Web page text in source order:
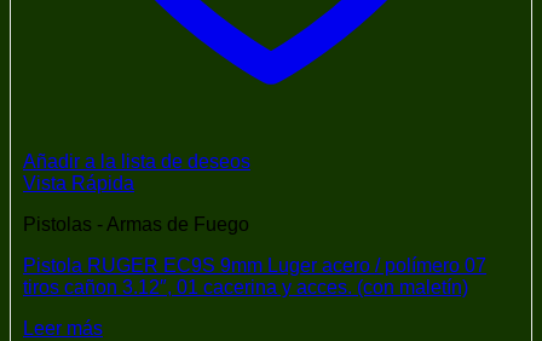
Añadir a la lista de deseos
Vista Rápida
Pistolas - Armas de Fuego
Pistola RUGER EC9S 9mm Luger acero / polímero 07
tiros cañon 3.12″, 01 cacerina y acces. (con maletín)
Leer más